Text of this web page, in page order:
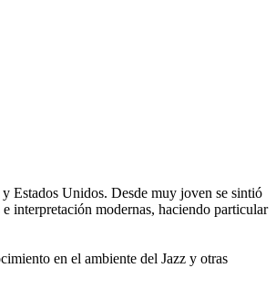
Estados Unidos. Desde muy joven se sintió
interpretación modernas, haciendo particular
en el ambiente del Jazz y otras